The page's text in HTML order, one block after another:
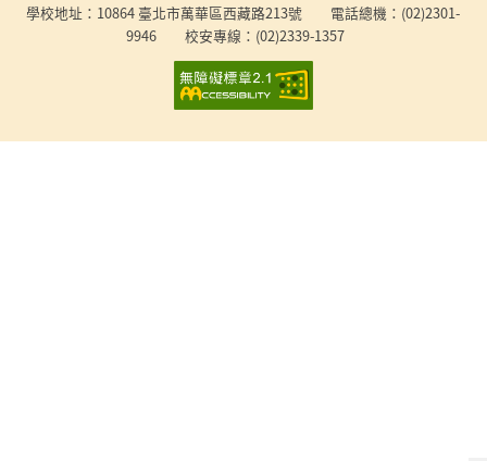
學校地址：10864 臺北市萬華區西藏路213號 電話總機：(02)2301-
9946 校安專線：(02)2339-1357